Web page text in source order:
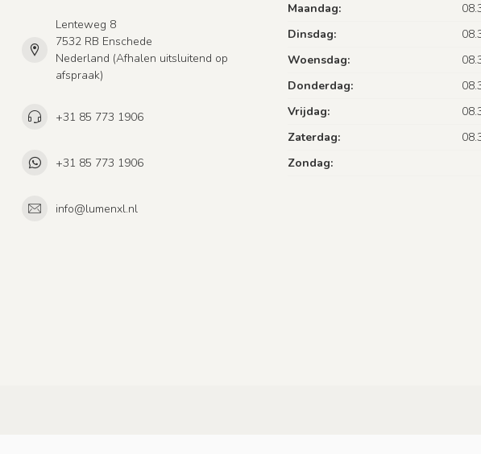
Lenteweg 8
7532 RB Enschede
Nederland (Afhalen uitsluitend op
afspraak)
+31 85 773 1906
+31 85 773 1906
info@lumenxl.nl
Maandag:
Dinsdag:
Woensdag:
Donderdag:
Vrijdag:
Zaterdag:
Zondag: